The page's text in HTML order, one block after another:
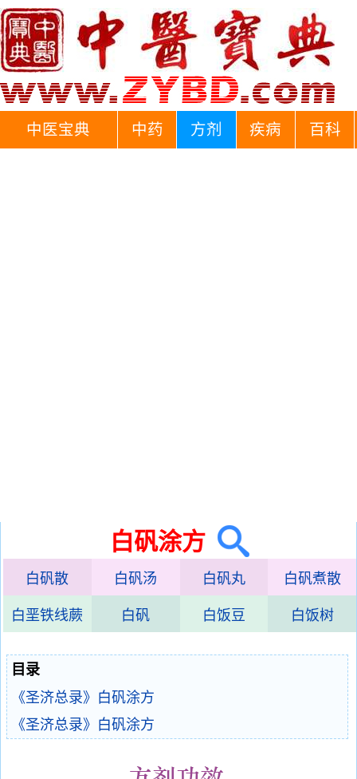
中医宝典 中药 方剂 疾病 百科
白矾涂方
白矾散 白矾汤 白矾丸 白矾煮散
白垩铁线蕨 白矾 白饭豆 白饭树
目录
《圣济总录》白矾涂方
《圣济总录》白矾涂方